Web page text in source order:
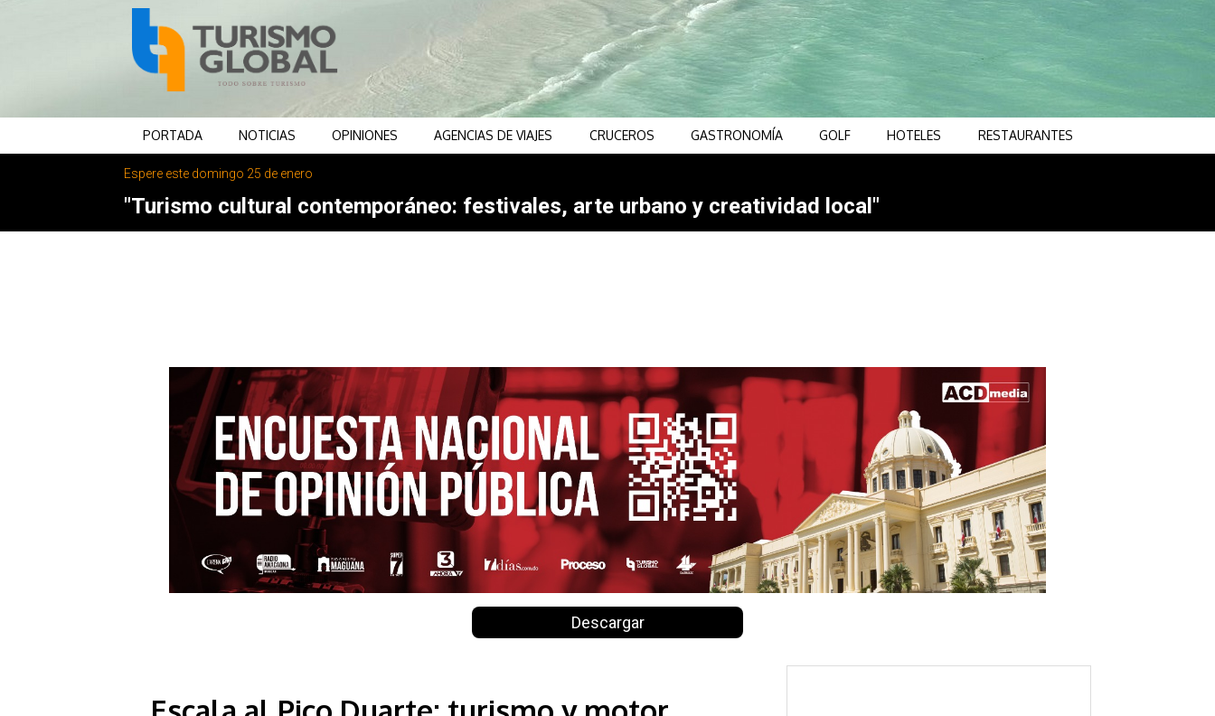
PORTADA NOTICIAS OPINIONES AGENCIAS DE VIAJES CRUCEROS GASTRONOMÍA GOLF HOTELES RESTAURANTES
Espere este domingo 25 de enero
"Turismo cultural contemporáneo: festivales, arte urbano y creatividad local"
Descargar